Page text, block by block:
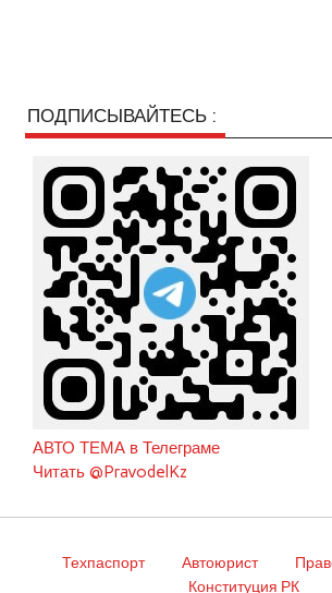
ПОДПИСЫВАЙТЕСЬ :
АВТО ТЕМА в Телеграме
Читать @PravodelKz
Техпаспорт Автоюрист
Конституция РК